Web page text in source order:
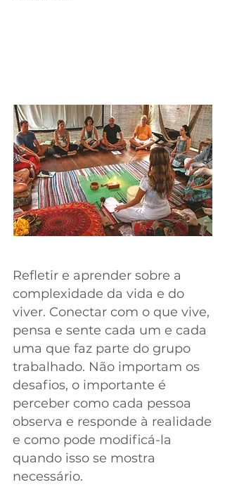
Refletir e aprender sobre a
complexidade da vida e do
viver. Conectar com o que vive,
pensa e sente cada um e cada
uma que faz parte do grupo
trabalhado. Não importam os
desafios, o importante é
perceber como cada pessoa
observa e responde à realidade
e como pode modificá-la
quando isso se mostra
necessário.